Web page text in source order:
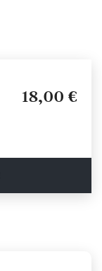
18,00 €